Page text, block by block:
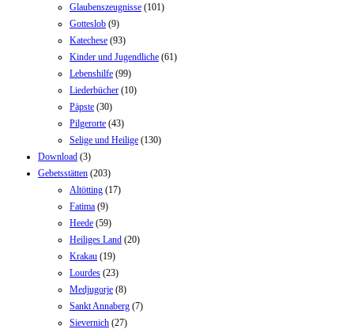
Glaubenszeugnisse (101)
Gotteslob (9)
Katechese (93)
Kinder und Jugendliche (61)
Lebenshilfe (99)
Liederbücher (10)
Päpste (30)
Pilgerorte (43)
Selige und Heilige (130)
Download (3)
Gebetsstätten (203)
Altötting (17)
Fatima (9)
Heede (59)
Heiliges Land (20)
Krakau (19)
Lourdes (23)
Medjugorje (8)
Sankt Annaberg (7)
Sievernich (27)